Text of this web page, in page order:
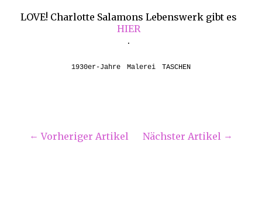
LOVE! Charlotte Salamons Lebenswerk gibt es
HIER
.
1930er-Jahre Malerei TASCHEN
Vorheriger Artikel Nächster Artikel